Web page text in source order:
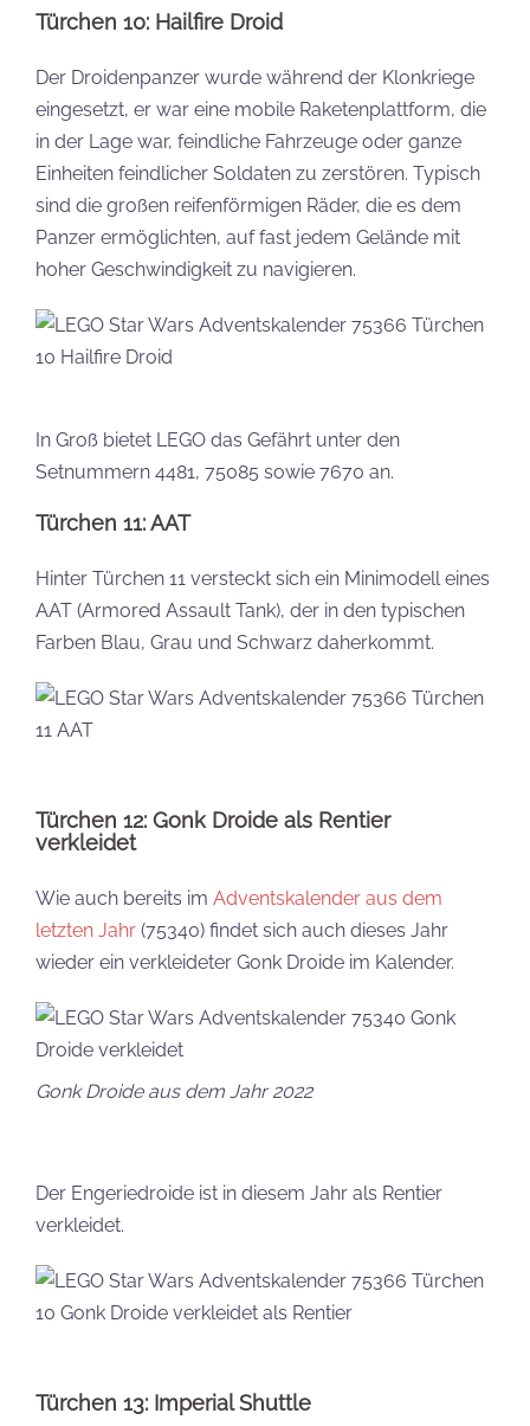
Türchen 10: Hailfire Droid
Der Droidenpanzer wurde während der Klonkriege
eingesetzt, er war eine mobile Raketenplattform, die
in der Lage war, feindliche Fahrzeuge oder ganze
Einheiten feindlicher Soldaten zu zerstören. Typisch
sind die großen reifenförmigen Räder, die es dem
Panzer ermöglichten, auf fast jedem Gelände mit
hoher Geschwindigkeit zu navigieren.
In Groß bietet LEGO das Gefährt unter den
Setnummern 4481, 75085 sowie 7670 an.
Türchen 11: AAT
Hinter Türchen 11 versteckt sich ein Minimodell eines
AAT (Armored Assault Tank), der in den typischen
Farben Blau, Grau und Schwarz daherkommt.
Türchen 12: Gonk Droide als Rentier
verkleidet
Wie auch bereits im Adventskalender aus dem
letzten Jahr (75340) findet sich auch dieses Jahr
wieder ein verkleideter Gonk Droide im Kalender.
Gonk Droide aus dem Jahr 2022
Der Engeriedroide ist in diesem Jahr als Rentier
verkleidet.
Türchen 13: Imperial Shuttle